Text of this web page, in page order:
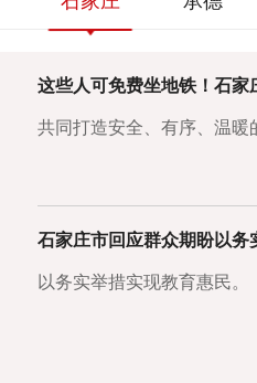
这些人可免费坐地铁！石家
共同打造安全、有序、温暖
石家庄市回应群众期盼以务
以务实举措实现教育惠民。